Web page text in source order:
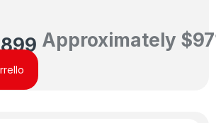
899 Approximately $